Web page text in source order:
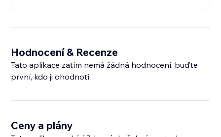
Hodnocení & Recenze
Tato aplikace zatím nemá žádná hodnocení, buďte
první, kdo ji ohodnotí.
Ceny a plány